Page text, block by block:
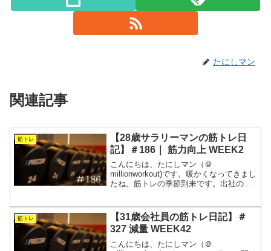
たにしマン
関連記事
筋トレ
【28歳サラリーマンの筋トレ日
記】＃186｜ 筋力向上 WEEK2
こんにちは、たにしマン（＠
millionworkout)です。暖かくなってきまし
たね。筋トレの季節到来です。出社の日
です。そして、流れる季節の真ん中でホ
ームジムとは間も...
筋トレ
【31歳会社員の筋トレ日記】＃
327 減量 WEEK42
こんにちは、たにしマン（＠